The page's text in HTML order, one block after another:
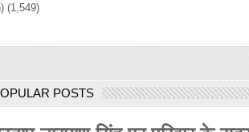
(1,549)
POSTS